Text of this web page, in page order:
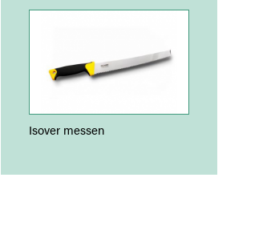
Isover messen